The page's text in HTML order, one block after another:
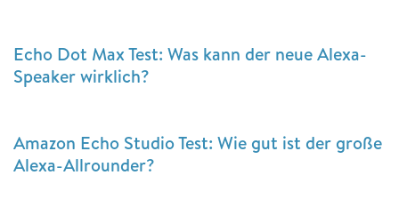
Echo Dot Max Test: Was kann der neue Alexa-
Speaker wirklich?
Amazon Echo Studio Test: Wie gut ist der große
Alexa-Allrounder?